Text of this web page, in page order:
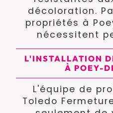
décoloration.
propriétés à
nécessitent
L'INSTALLATION
À POEY-
L'équipe de
Toledo